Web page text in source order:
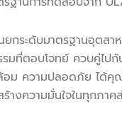
กระดับมาตรฐานอุตสา
มที่ตอบโจทย์ ควบคู่ไปกั
ม ความปลอดภัย ได้คุ
างความมั่นใจในทุกภา